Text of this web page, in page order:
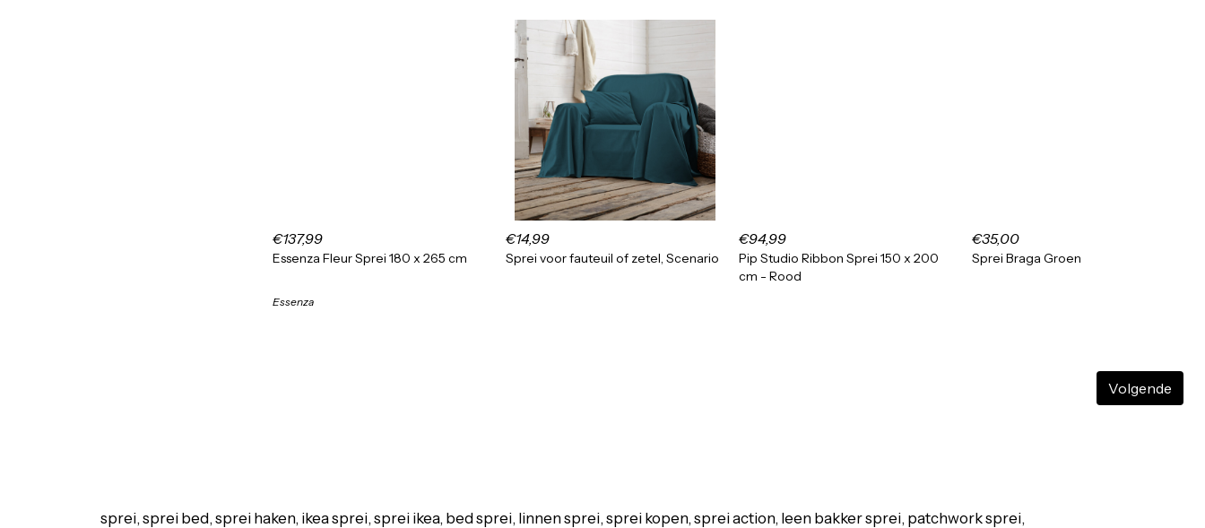
€137,99
Essenza Fleur Sprei 180 x 265 cm
Essenza
€14,99
Sprei voor fauteuil of zetel, Scenario
€94,99
Pip Studio Ribbon Sprei 150 x 200
cm - Rood
€35,00
Sprei Braga Groen
Volgende
sprei, sprei bed, sprei haken, ikea sprei, sprei ikea, bed sprei, linnen sprei, sprei kopen, sprei action, leen bakker sprei, patchwork sprei,